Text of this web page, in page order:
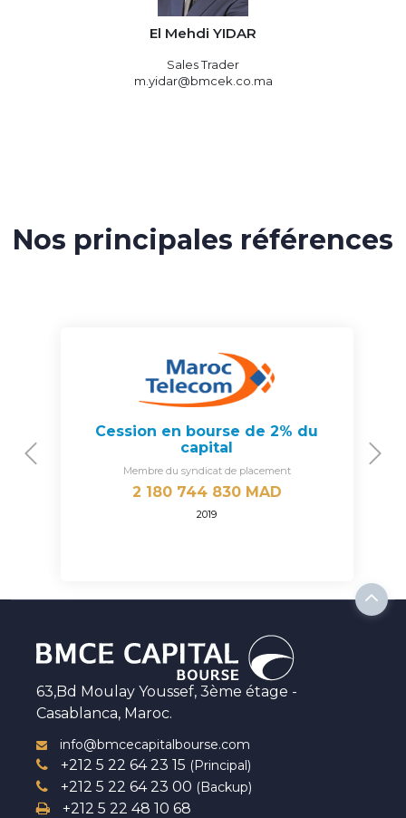
El Mehdi YIDAR
Sales Trader
m.yidar@bmcek.co.ma
Nos principales références
Cession en bourse de 2% du
capital
Membre du syndicat de placement
2 180 744 830 MAD
2019
Previous
63,Bd Moulay Youssef, 3ème étage -
Casablanca, Maroc.
info@bmcecapitalbourse.com
+212 5 22 64 23 15 (Principal)
+212 5 22 64 23 00 (Backup)
+212 5 22 48 10 68